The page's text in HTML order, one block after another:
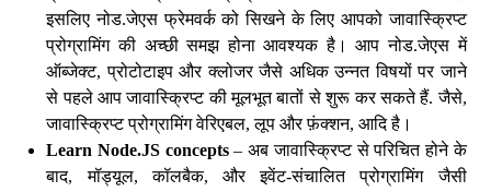
इसलिए नोड.जेएस फ्रेमवर्क को सिखने के लिए आपको जावास्क्रिप्ट
प्रोग्रामिंग की अच्छी समझ होना आवश्यक है। आप नोड.जेएस में
ऑब्जेक्ट, प्रोटोटाइप और क्लोजर जैसे अधिक उन्नत विषयों पर जाने
से पहले आप जावास्क्रिप्ट की मूलभूत बातों से शुरू कर सकते हैं. जैसे,
जावास्क्रिप्ट प्रोग्रामिंग वेरिएबल, लूप और फ़ंक्शन, आदि है।
Learn Node.JS concepts– अब जावास्क्रिप्ट से परिचित होने के
बाद, मॉड्यूल, कॉलबैक, और इवेंट-संचालित प्रोग्रामिंग जैसी